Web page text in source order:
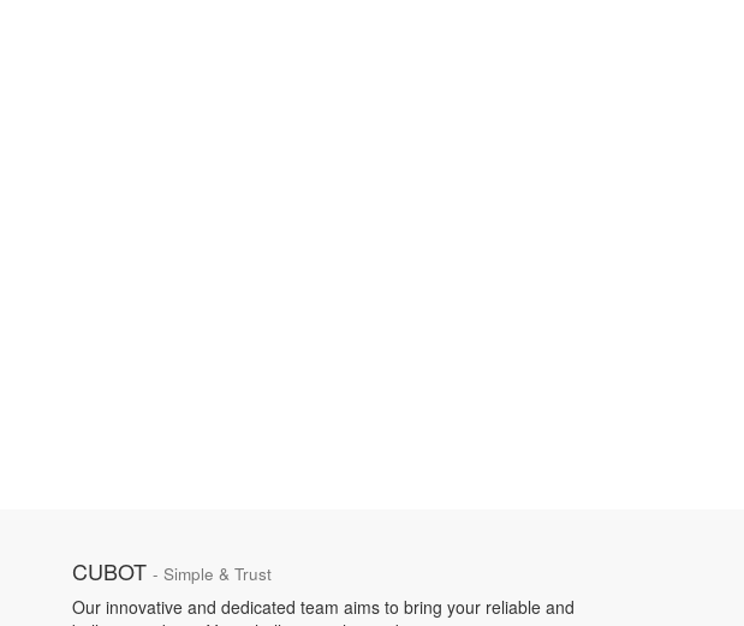
CUBOT - Simple & Trust
Our innovative and dedicated team aims to bring your reliable and